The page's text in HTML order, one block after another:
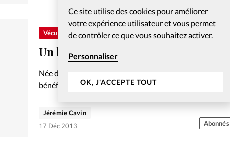
Ce site utilise des cookies pour améliorer
votre expérience utilisateur et vous permet
de contrôler ce que vous souhaitez activer.
Personnaliser
OK, J'ACCEPTE TOUT
Vécu
Un bonheur venu d’ailleurs
Née dans un milieu défavorisé aux Philippines, Happy a
bénéficié d’un parrainage qui a changé sa vie. A l’époque,
engagée, mariée à un jeune Suisse tout amoureux?
Jérémie Cavin
17 Déc 2013
Abonnés